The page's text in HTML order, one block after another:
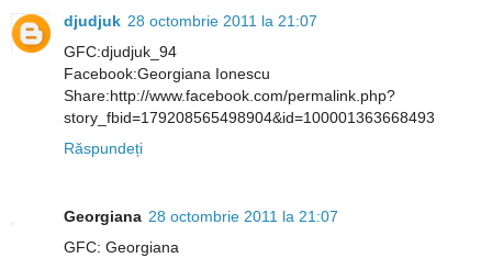
djudjuk 28 octombrie 2011 la 21:07
GFC:djudjuk_94
Facebook:Georgiana Ionescu
Share:http://www.facebook.com/permalink.php?
story_fbid=179208565498904&id=100001363668493
Răspundeți
Georgiana 28 octombrie 2011 la 21:07
GFC: Georgiana